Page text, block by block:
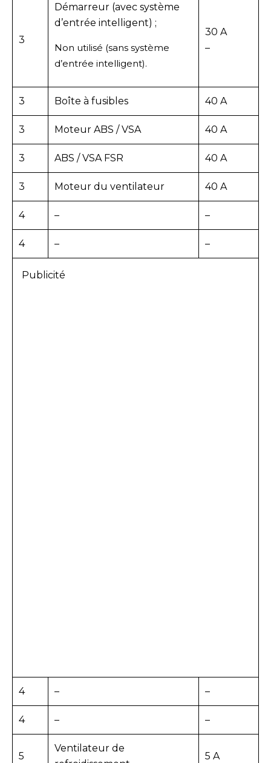
3
Démarreur (avec système
d’entrée intelligent) ;
Non utilisé (sans système
d’entrée intelligent).
30 A
–
3 Boîte à fusibles 40 A
3 Moteur ABS / VSA 40 A
3 ABS / VSA FSR 40 A
3 Moteur du ventilateur 40 A
4 – –
4 – –
Publicité
4 – –
4 – –
5
Ventilateur de
5 A